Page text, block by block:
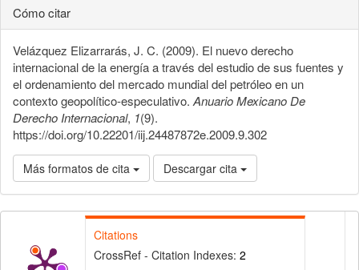
Cómo citar
Velázquez Elizarrarás, J. C. (2009). El nuevo derecho
internacional de la energía a través del estudio de sus fuentes y
el ordenamiento del mercado mundial del petróleo en un
contexto geopolítico-especulativo. Anuario Mexicano De
Derecho Internacional, 1(9).
https://doi.org/10.22201/iij.24487872e.2009.9.302
Más formatos de cita Descargar cita
Citations
CrossRef - Citation Indexes: 2